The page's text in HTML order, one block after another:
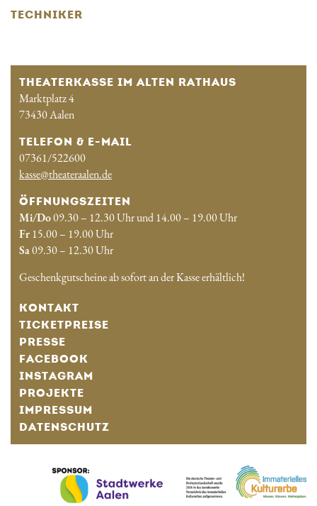
TECHNIKER
THEATERKASSE IM ALTEN RATHAUS
Marktplatz 4
73430 Aalen
TELEFON & E-MAIL
07361/522600
kasse@theateraalen.de
ÖFFNUNGSZEITEN
Mi/Do09.30 – 12.30 Uhr und 14.00 – 19.00 Uhr
Fr15.00 – 19.00 Uhr
Sa09.30 – 12.30 Uhr
Geschenkgutscheine ab sofort an der Kasse erhältlich!
KONTAKT
TICKETPREISE
PRESSE
FACEBOOK
INSTAGRAM
PROJEKTE
IMPRESSUM
DATENSCHUTZ